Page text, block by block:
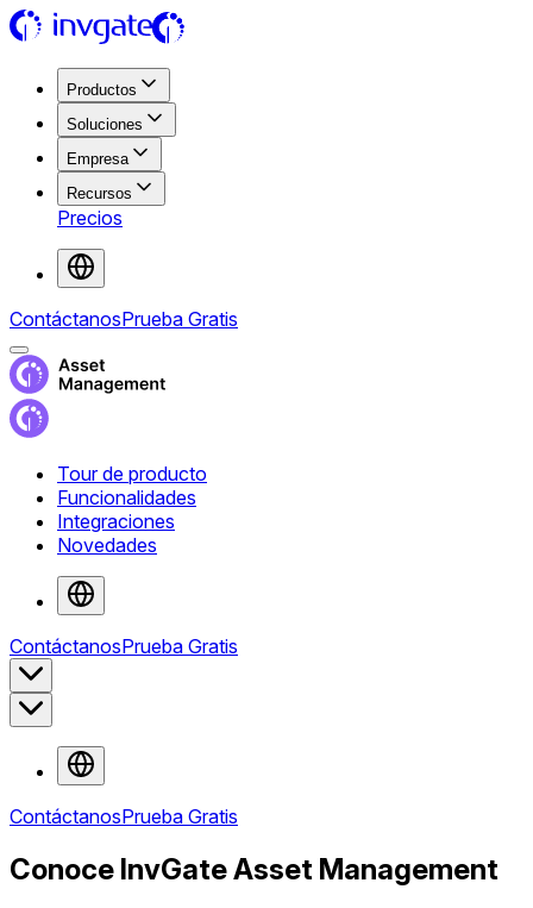
Productos
Soluciones
Empresa
Recursos
Precios
ContáctanosPrueba Gratis
Tour de producto
Funcionalidades
Integraciones
Novedades
ContáctanosPrueba Gratis
ContáctanosPrueba Gratis
Conoce InvGate Asset Management